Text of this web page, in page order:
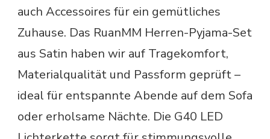
auch Accessoires für ein gemütliches
Zuhause. Das RuanMM Herren-Pyjama-Set
aus Satin haben wir auf Tragekomfort,
Materialqualität und Passform geprüft –
ideal für entspannte Abende auf dem Sofa
oder erholsame Nächte. Die G40 LED